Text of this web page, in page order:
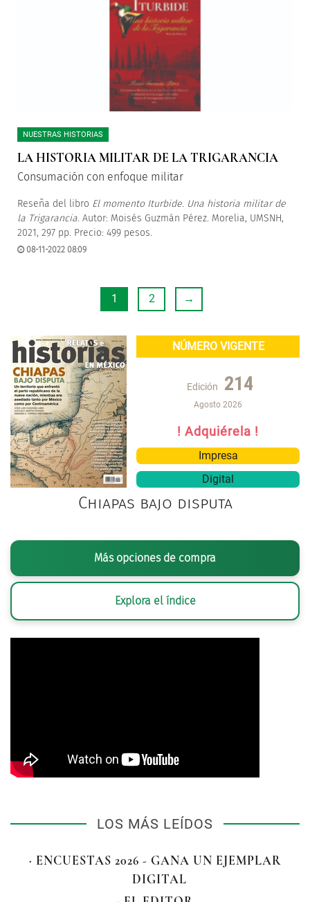
NUESTRAS HISTORIAS
LA HISTORIA MILITAR DE LA TRIGARANCIA
Consumación con enfoque militar
Reseña del libro El momento Iturbide. Una historia militar de
la Trigarancia. Autor: Moisés Guzmán Pérez. Morelia, UMSNH,
2021, 297 pp. Precio: 499 pesos.
08-11-2022 08:09
1 2 →
NÚMERO VIGENTE
Edición 214
Agosto 2026
! Adquiérela !
Impresa
Digital
Chiapas bajo disputa
Más opciones de compra
Explora el índice
LOS MÁS LEÍDOS
· ENCUESTAS 2026 - GANA UN EJEMPLAR
DIGITAL